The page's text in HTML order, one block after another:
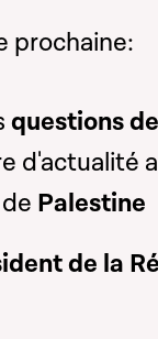
prochaine:
questions
d'actualité
Palestine
de la